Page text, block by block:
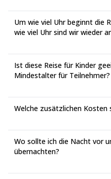
Um wie viel Uhr beginnt die
wie viel Uhr sind wir wieder
Ist diese Reise für Kinder
Mindestalter für Teilnehmer?
Welche zusätzlichen Kosten
Wo sollte ich die Nacht vor
übernachten?